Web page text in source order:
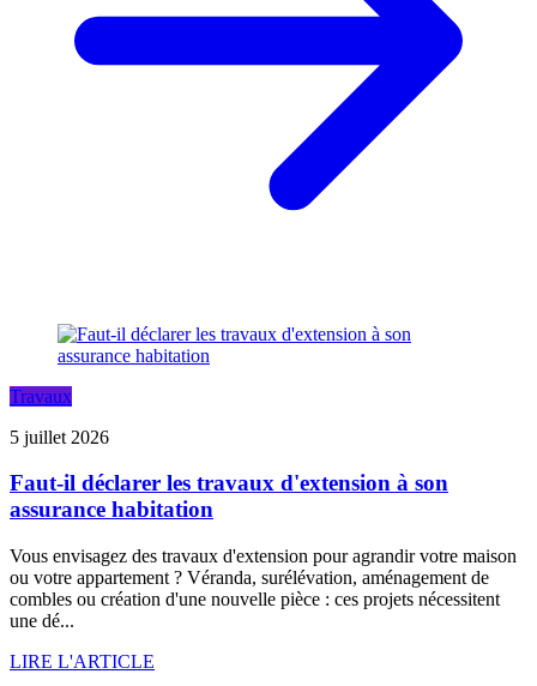
Travaux
5 juillet 2026
Faut-il déclarer les travaux d'extension à son
assurance habitation
Vous envisagez des travaux d'extension pour agrandir votre maison
ou votre appartement ? Véranda, surélévation, aménagement de
combles ou création d'une nouvelle pièce : ces projets nécessitent
une dé...
LIRE L'ARTICLE